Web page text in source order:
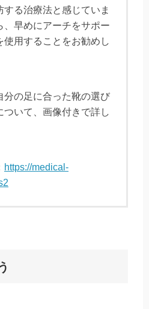
する治療法と感じていま
、早めにアーチをサポー
使用することをお勧めし
分の足に合った靴の選び
ついて、画像付きで詳し
https://medical-